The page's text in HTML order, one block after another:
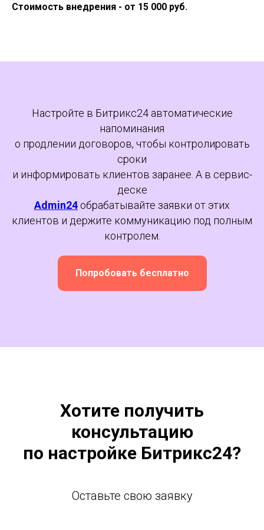
Стоимость внедрения - от 15 000 руб.
Настройте в Битрикс24 автоматические
напоминания
о продлении договоров, чтобы контролировать
сроки
и информировать клиентов заранее. А в сервис-
деске
Admin24 обрабатывайте заявки от этих
клиентов и держите коммуникацию под полным
контролем.
Попробовать бесплатно
Хотите получить
консультацию
по настройке Битрикс24?
Оставьте свою заявку